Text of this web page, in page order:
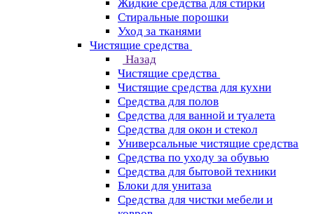
Жидкие средства для стирки
Стиральные порошки
Уход за тканями
Чистящие средства
Назад
Чистящие средства
Чистящие средства для кухни
Средства для полов
Средства для ванной и туалета
Средства для окон и стекол
Универсальные чистящие средства
Средства по уходу за обувью
Средства для бытовой техники
Блоки для унитаза
Средства для чистки мебели и